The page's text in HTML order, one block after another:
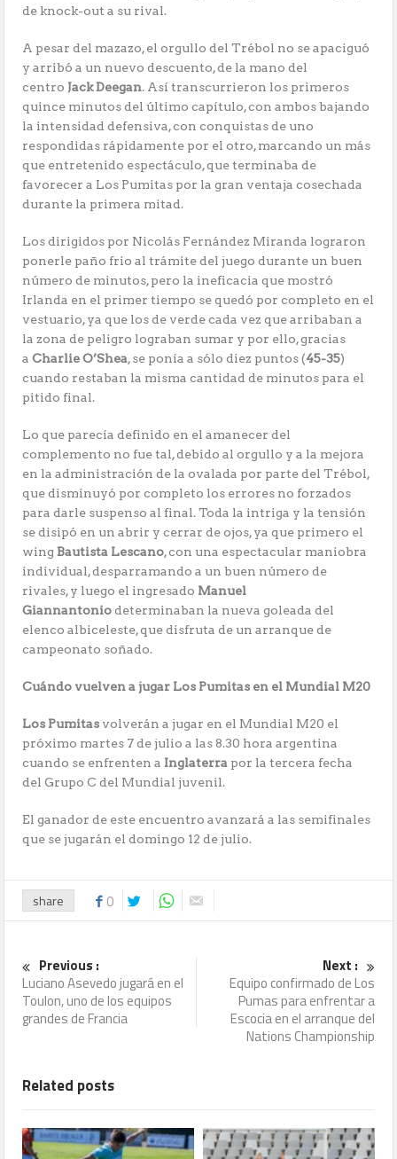
de knock-out a su rival.
A pesar del mazazo, el orgullo del Trébol no se apaciguó
y arribó a un nuevo descuento, de la mano del
centro Jack Deegan. Así transcurrieron los primeros
quince minutos del último capítulo, con ambos bajando
la intensidad defensiva, con conquistas de uno
respondidas rápidamente por el otro, marcando un más
que entretenido espectáculo, que terminaba de
favorecer a Los Pumitas por la gran ventaja cosechada
durante la primera mitad.
Los dirigidos por Nicolás Fernández Miranda lograron
ponerle paño frio al trámite del juego durante un buen
número de minutos, pero la ineficacia que mostró
Irlanda en el primer tiempo se quedó por completo en el
vestuario, ya que los de verde cada vez que arribaban a
la zona de peligro lograban sumar y por ello, gracias
aCharlie O’Shea, se ponía a sólo diez puntos (45-35)
cuando restaban la misma cantidad de minutos para el
pitido final.
Lo que parecía definido en el amanecer del
complemento no fue tal, debido al orgullo y a la mejora
en la administración de la ovalada por parte del Trébol,
que disminuyó por completo los errores no forzados
para darle suspenso al final. Toda la intriga y la tensión
se disipó en un abrir y cerrar de ojos, ya que primero el
wingBautista Lescano, con una espectacular maniobra
individual, desparramando a un buen número de
rivales, y luego el ingresado Manuel
Giannantoniodeterminaban la nueva goleada del
elenco albiceleste, que disfruta de un arranque de
campeonato soñado.
Cuándo vuelven a jugar Los Pumitas en el Mundial M20
Los Pumitas volverán a jugar en el Mundial M20 el
próximo martes 7 de julio a las 8.30 hora argentina
cuando se enfrenten a Inglaterra por la tercera fecha
del Grupo C del Mundial juvenil.
El ganador de este encuentro avanzará a las semifinales
que se jugarán el domingo 12 de julio.
share 0
Previous :
Luciano Asevedo jugará en el
Toulon, uno de los equipos
grandes de Francia
Next :
Equipo confirmado de Los
Pumas para enfrentar a
Escocia en el arranque del
Nations Championship
Related posts